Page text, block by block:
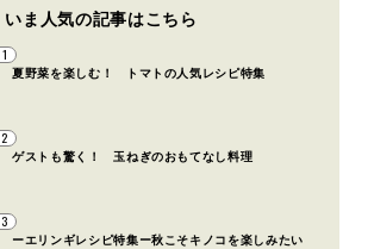
いま人気の記事はこちら
1
夏野菜を楽しむ！ トマトの人気レシピ特集
2
ゲストも驚く！ 玉ねぎのおもてなし料理
3
ーエリンギレシピ特集ー秋こそキノコを楽しみたい